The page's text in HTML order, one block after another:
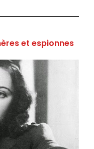
et espionnes